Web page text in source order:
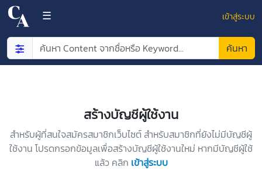
☰ เข้าสู่ระบบ
ค้นหา
CONTENT
สร้างบัญชีผู้ใช้งาน
สำหรับผู้ที่สนใจสมัครสมาชิกเว็บไซต์ สำหรับสมาชิกที่ยังไม่มีบัญชีผู้
ใช้งาน โปรดกรอกข้อมูลเพื่อสร้างบัญชีผู้ใช้งานใหม่ หากมีบัญชีผู้ใช้
แล้ว คลิก เข้าสู่ระบบ
×